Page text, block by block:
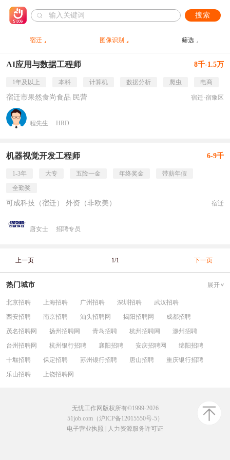
搜索
宿迁 图像识别 筛选
AI应用与数据工程师 8千-1.5万
1年及以上 本科 计算机 数据分析 爬虫 电商
宿迁市果然食尚食品 民营 宿迁·宿豫区
程先生 HRD
机器视觉开发工程师 6-9千
1-3年 大专 五险一金 年终奖金
带薪年假
全勤奖
可成科技（宿迁） 外资（非欧美） 宿迁
唐女士 招聘专员
上一页 1/1 下一页
热门城市 展开
北京招聘 上海招聘 广州招聘 深圳招聘
武汉招聘
西安招聘
南京招聘 汕头招聘网 揭阳招聘网
成都招聘
茂名招聘网
扬州招聘网 青岛招聘 杭州招聘网
滁州招聘
台州招聘网
杭州银行招聘 襄阳招聘 安庆招聘网
绵阳招聘
十堰招聘
保定招聘 苏州银行招聘 唐山招聘
重庆银行招聘
乐山招聘
上饶招聘网
无忧工作网版权所有©1999-2026
51job.com（沪ICP备12015550号-5）
电子营业执照
人力资源服务许可证